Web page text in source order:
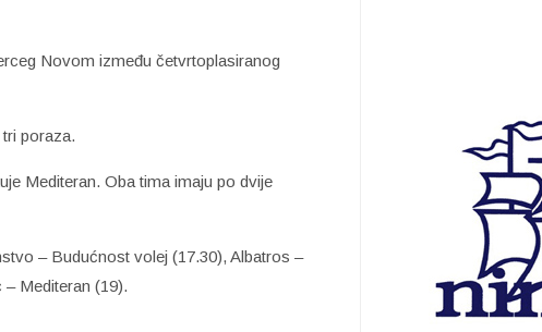
Novom između četvrtoplasiranog
poraza.
Mediteran. Oba tima imaju po dvije
– Budućnost volej (17.30), Albatros –
Mediteran (19).